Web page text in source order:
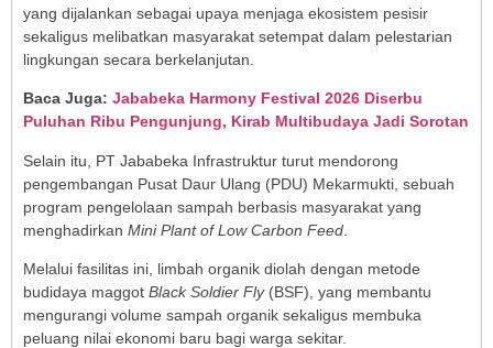
yang dijalankan sebagai upaya menjaga ekosistem pesisir
sekaligus melibatkan masyarakat setempat dalam pelestarian
lingkungan secara berkelanjutan.
Baca Juga: Jababeka Harmony Festival 2026 Diserbu
Puluhan Ribu Pengunjung, Kirab Multibudaya Jadi Sorotan
Selain itu, PT Jababeka Infrastruktur turut mendorong
pengembangan Pusat Daur Ulang (PDU) Mekarmukti, sebuah
program pengelolaan sampah berbasis masyarakat yang
menghadirkan Mini Plant of Low Carbon Feed
Melalui fasilitas ini, limbah organik diolah dengan metode
budidaya maggot Black Soldier Fly(BSF), yang membantu
mengurangi volume sampah organik sekaligus membuka
peluang nilai ekonomi baru bagi warga sekitar.